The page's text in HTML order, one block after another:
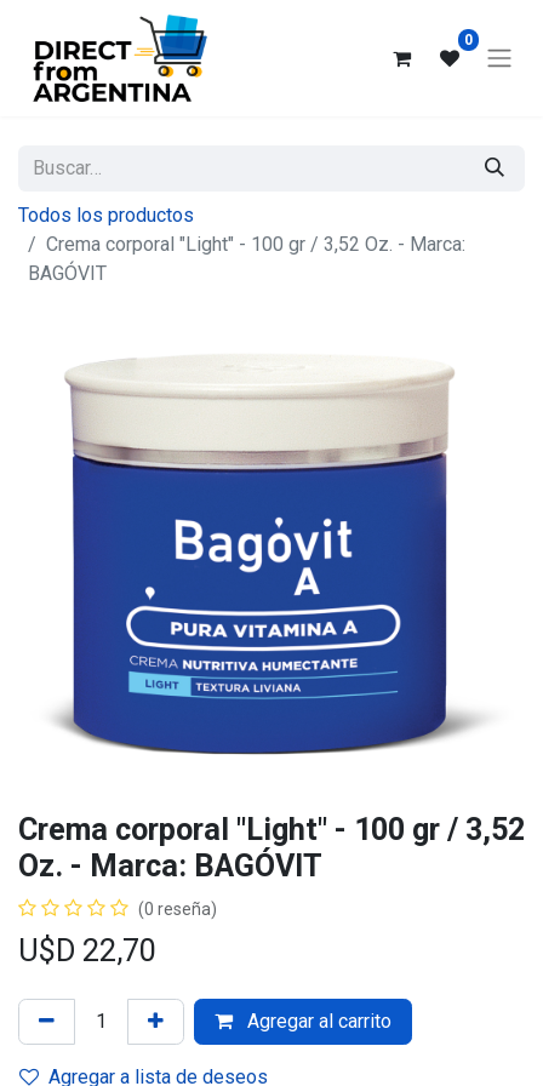
0
Todos los productos
Crema corporal "Light" - 100 gr / 3,52 Oz. - Marca:
BAGÓVIT
Crema corporal "Light" - 100 gr / 3,52
Oz. - Marca: BAGÓVIT
(0 reseña)
U$D 22,70
Agregar al carrito
Agregar a lista de deseos